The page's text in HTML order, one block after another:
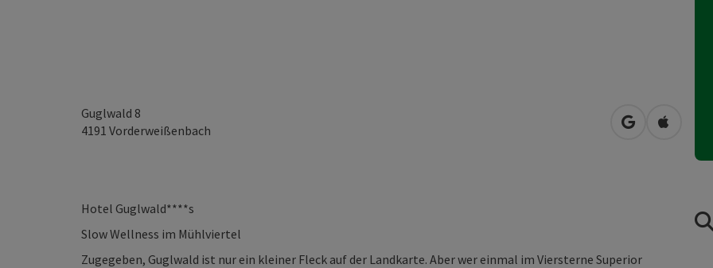
Guglwald 8
4191 Vorderweißenbach in Google
in
Hotel Guglwald****s
Slow Wellness im Mühlviertel
Zugegeben, Guglwald ist nur ein kleiner Fleck auf der Landkarte. Aber wer einmal im Viersterne Superior